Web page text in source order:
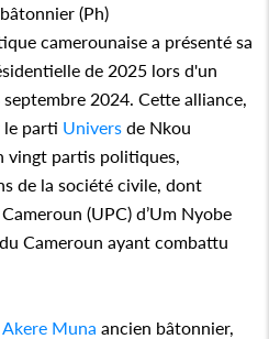
(Ph)
camerounaise a présenté sa
de 2025 lors d'un
2024. Cette alliance,
le parti Univers de Nkou
vingt partis politiques,
de la société civile, dont
(UPC) d’Um Nyobe
Cameroun ayant combattu
Akere Muna ancien bâtonnier,